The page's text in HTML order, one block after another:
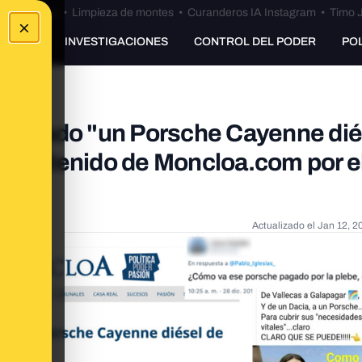
×
Ceuta • Limpieza de montes• Curanderos IA Instagram • Timo
INVESTIGACIONES CONTROL DEL PODER
"un Porsche Cayenne
de Moncloa.com por
Actualizado el Jan 12,